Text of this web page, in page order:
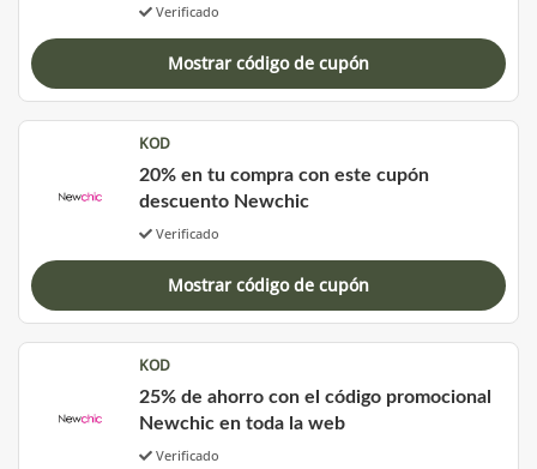
Verificado
Mostrar código de cupón
KOD
20% en tu compra con este cupón
descuento Newchic
Verificado
Mostrar código de cupón
KOD
25% de ahorro con el código promocional
Newchic en toda la web
Verificado